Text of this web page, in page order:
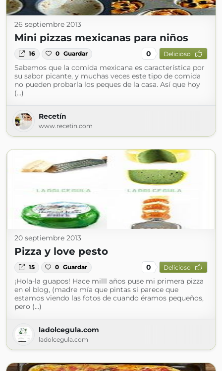
26 septiembre 2013
Mini pizzas mexicanas para niños
16 0 Guardar 0 Delicioso
Sabemos que la comida mexicana es característica por
su sabor picante, y muchas veces este tipo de comida
no pueden probarla los peques de la casa. Así que hoy
(...)
Recetín
www.recetin.com
20 septiembre 2013
Pizza y love pesto
15 0 Guardar 0 Delicioso
¡Hola-la guapos! Hace milll años puse mi primera pizza
en el blog, (madre mía que pintas si parece que
estamos viendo las fotos de cuando éramos pequeños,
pero (...)
ladolcegula.com
ladolcegula.com